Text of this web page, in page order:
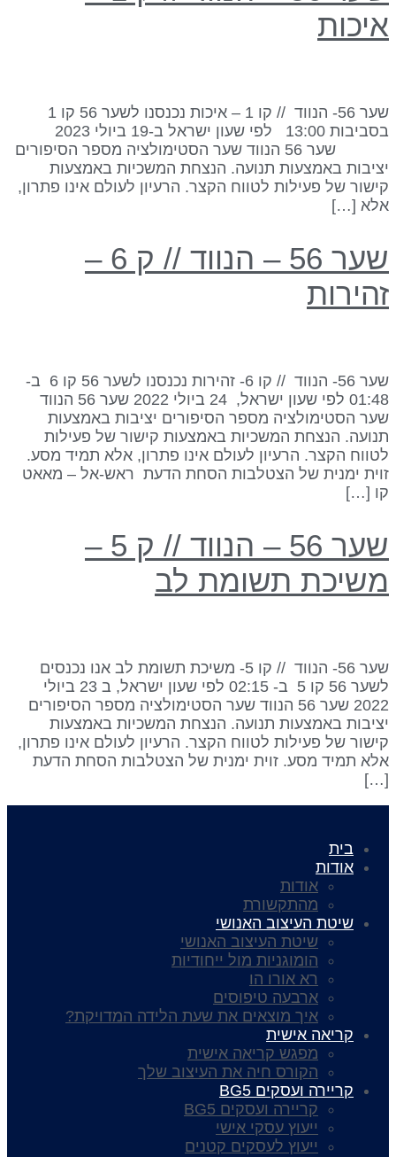
שער 56- הנווד // קו 1 – איכות נכנסנו לשער 56 קו 1
בסביבות 13:00 לפי שעון ישראל ב-19 ביולי 2023
שער 56 הנווד שער הסטימולציה מספר הסיפורים
באמצעות תנועה. הנצחת המשכיות באמצעות
של פעילות לטווח הקצר. הרעיון לעולם אינו פתרון,
[…]
שער 56 – הנווד // ק 6 –
שער 56- הנווד // קו 6- זהירות נכנסנו לשער 56 קו 6 ב-
01:48 לפי שעון ישראל, 24 ביולי 2022 שער 56 הנווד
הסטימולציה מספר הסיפורים יציבות באמצעות
הנצחת המשכיות באמצעות קישור של פעילות
הקצר. הרעיון לעולם אינו פתרון, אלא תמיד מסע.
ימנית של הצטלבות הסחת הדעת ראש-אל – מאאט
[…]
שער 56 – הנווד // ק 5 –
תשומת לב
שער 56- הנווד // קו 5- משיכת תשומת לב אנו נכנסים
לשער 56 קו 5 ב- 02:15 לפי שעון ישראל, ב 23 ביולי
2022 שער 56 הנווד שער הסטימולציה מספר הסיפורים
באמצעות תנועה. הנצחת המשכיות באמצעות
של פעילות לטווח הקצר. הרעיון לעולם אינו פתרון,
תמיד מסע. זוית ימנית של הצטלבות הסחת הדעת
בית
אודות
אודות
מהתקשורת
שיטת העיצוב האנושי
שיטת העיצוב האנושי
הומוגניות מול ייחודיות
רא אורו הו
ארבעה טיפוסים
איך מוצאים את שעת הלידה המדויקת?
קריאה אישית
מפגש קריאה אישית
הקורס חיה את העיצוב שלך
קריירה ועסקים BG5
קריירה ועסקים BG5
ייעוץ עסקי אישי
ייעוץ לעסקים קטנים